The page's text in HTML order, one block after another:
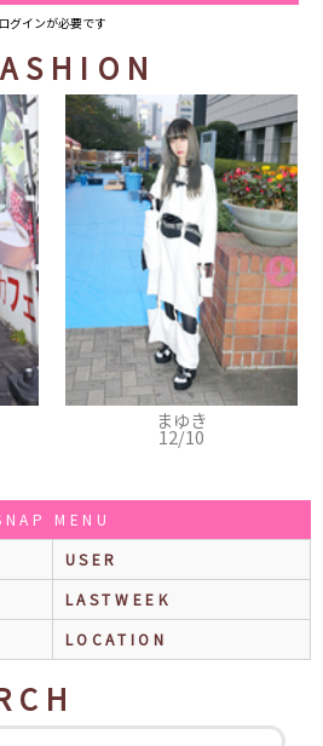
ログインが必要です
あやね
12/06
MENU
USER
LASTWEEK
LOCATION